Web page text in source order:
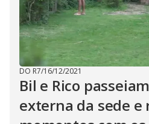
DO R7/16/12/2021
Bil e Rico
externa da sede